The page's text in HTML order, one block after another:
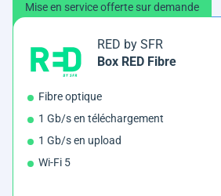
Mise en service offerte sur demande
RED by SFR
Box RED Fibre
Fibre optique
1 Gb/s en téléchargement
1 Gb/s en upload
Wi-Fi 5